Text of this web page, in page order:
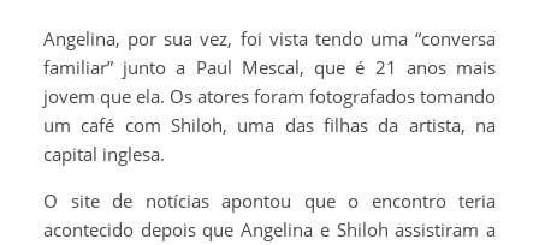
Angelina, por sua vez, foi vista tendo uma “conversa
familiar” junto a Paul Mescal, que é 21 anos mais
jovem que ela. Os atores foram fotografados tomando
um café com Shiloh, uma das filhas da artista, na
capital inglesa.
O site de notícias apontou que o encontro teria
acontecido depois que Angelina e Shiloh assistiram a